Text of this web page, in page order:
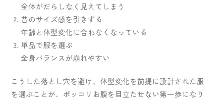
全体がだらしなく見えてしまう
昔のサイズ感を引きずる
年齢と体型変化に合わなくなっている
単品で服を選ぶ
全身バランスが崩れやすい
こうした落とし穴を避け、体型変化を前提に設計された服
を選ぶことが、ポッコリお腹を目立たせない第一歩になり